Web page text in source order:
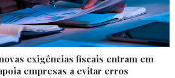
exigências fiscais entram em
empresas a evitar erros